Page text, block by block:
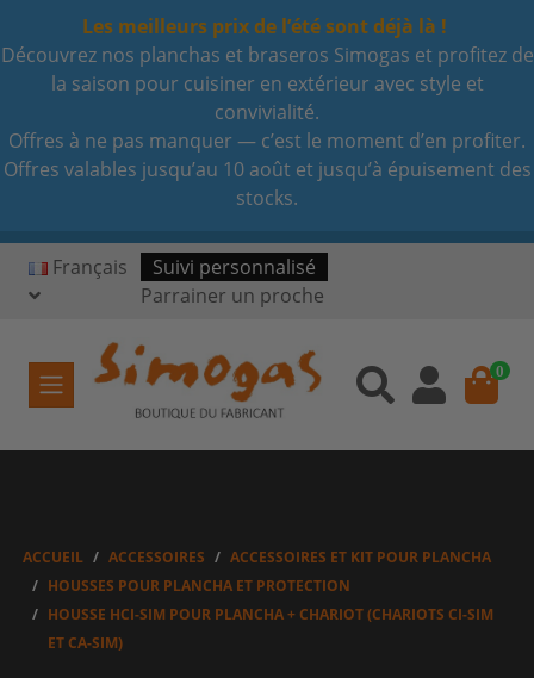
Les meilleurs prix de l’été sont déjà là !
Découvrez nos planchas et braseros Simogas et profitez de
la saison pour cuisiner en extérieur avec style et
convivialité.
Offres à ne pas manquer — c’est le moment d’en profiter.
Offres valables jusqu’au 10 août et jusqu’à épuisement des
stocks.
Français
Suivi personnalisé
Parrainer un proche
0
ACCUEIL ACCESSOIRES
ACCESSOIRES ET KIT POUR PLANCHA
HOUSSES POUR PLANCHA ET PROTECTION
HOUSSE HCI-SIM POUR PLANCHA + CHARIOT (CHARIOTS CI-SIM
ET CA-SIM)